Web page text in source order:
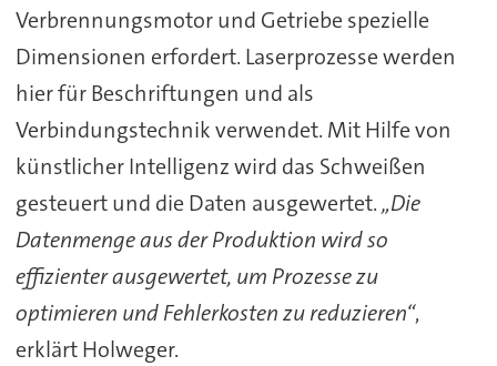
Verbrennungsmotor und Getriebe spezielle
Dimensionen erfordert. Laserprozesse werden
hier für Beschriftungen und als
Verbindungstechnik verwendet. Mit Hilfe von
künstlicher Intelligenz wird das Schweißen
gesteuert und die Daten ausgewertet.„Die
Datenmenge aus der Produktion wird so
effizienter ausgewertet, um Prozesse zu
optimieren und Fehlerkosten zu reduzieren“,
erklärt Holweger.